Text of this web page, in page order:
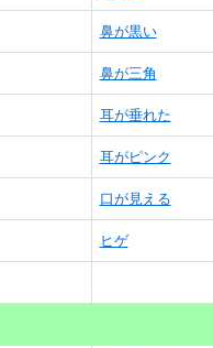
鼻が黒い
鼻が三角
耳が垂れた
耳がピンク
口が見える
ヒゲ